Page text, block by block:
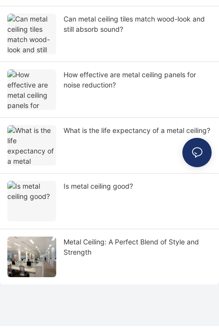
Can metal ceiling tiles match wood-look and
still absorb sound?
How effective are metal ceiling panels for
noise reduction?
What is the life expectancy of a metal ceiling?
Is metal ceiling good?
Metal Ceiling: A Perfect Blend of Style and
Strength